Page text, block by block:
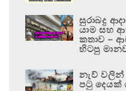
සුරාබදු
යාම සහ
කතාව –
හිටපු මානව
නැව් වලින්
පටු